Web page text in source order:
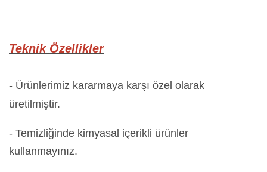
Teknik Özellikler
- Ürünlerimiz kararmaya karşı özel olarak
üretilmiştir.
- Temizliğinde kimyasal içerikli ürünler
kullanmayınız.